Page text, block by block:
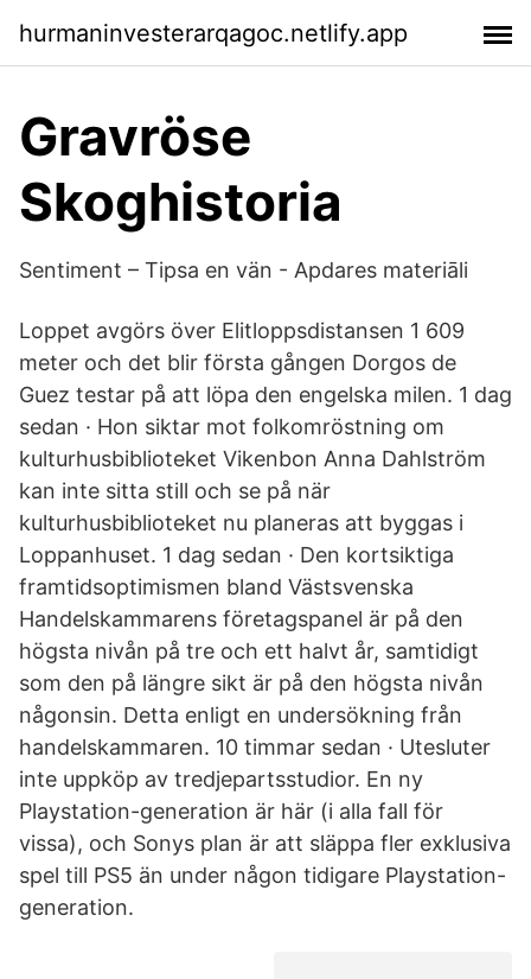
hurmaninvesterarqagoc.netlify.app
Gravröse
Skoghistoria
Sentiment – Tipsa en vän - Apdares materiāli
Loppet avgörs över Elitloppsdistansen 1 609
meter och det blir första gången Dorgos de
Guez testar på att löpa den engelska milen. 1 dag
sedan · Hon siktar mot folkomröstning om
kulturhusbiblioteket Vikenbon Anna Dahlström
kan inte sitta still och se på när
kulturhusbiblioteket nu planeras att byggas i
Loppanhuset. 1 dag sedan · Den kortsiktiga
framtidsoptimismen bland Västsvenska
Handelskammarens företagspanel är på den
högsta nivån på tre och ett halvt år, samtidigt
som den på längre sikt är på den högsta nivån
någonsin. Detta enligt en undersökning från
handelskammaren. 10 timmar sedan · Utesluter
inte uppköp av tredjepartsstudior. En ny
Playstation-generation är här (i alla fall för
vissa), och Sonys plan är att släppa fler exklusiva
spel till PS5 än under någon tidigare Playstation-
generation.